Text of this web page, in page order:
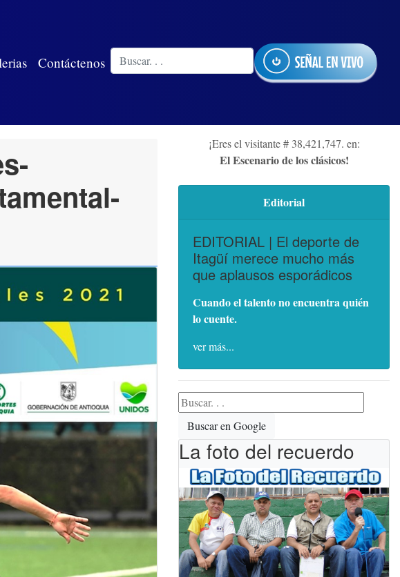
Contáctenos
¡Eres el visitante # 38,421,747. en:
El Escenario de los clásicos!
Editorial
EDITORIAL | El deporte de
Itagüí merece mucho más
que aplausos esporádicos
Cuando el talento no encuentra quién
lo cuente.
ver más...
Buscar en Google
La foto del recuerdo